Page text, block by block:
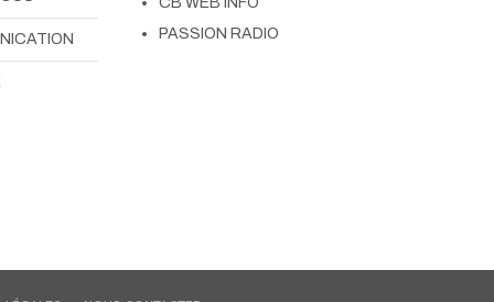
PASSION RADIO